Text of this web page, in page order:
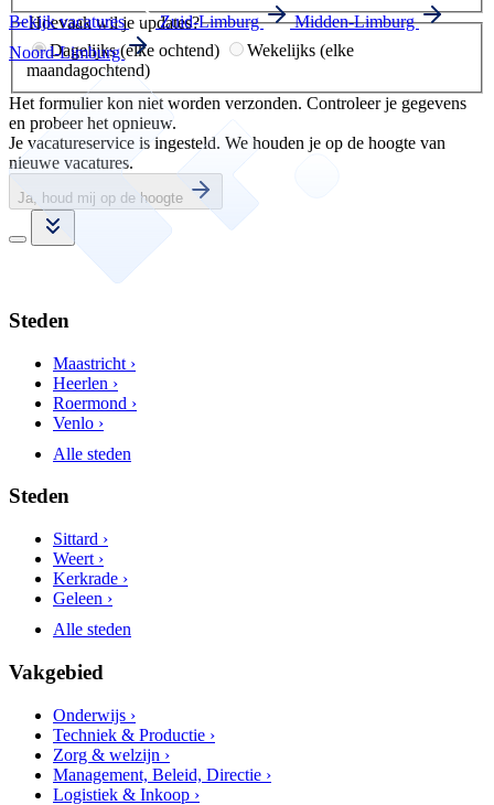
Hoevaak wil je updates?
Dagelijks (elke ochtend)
Wekelijks (elke
maandagochtend)
Het formulier kon niet worden verzonden. Controleer je gegevens
en probeer het opnieuw.
Je vacatureservice is ingesteld. We houden je op de hoogte van
nieuwe vacatures.
Ja, houd mij op de hoogte
Bekijk vacatures Zuid-Limburg
Midden-Limburg
Noord-Limburg
Steden
Maastricht ›
Heerlen ›
Roermond ›
Venlo ›
Alle steden
Steden
Sittard ›
Weert ›
Kerkrade ›
Geleen ›
Alle steden
Vakgebied
Onderwijs ›
Techniek & Productie ›
Zorg & welzijn ›
Management, Beleid, Directie ›
Logistiek & Inkoop ›